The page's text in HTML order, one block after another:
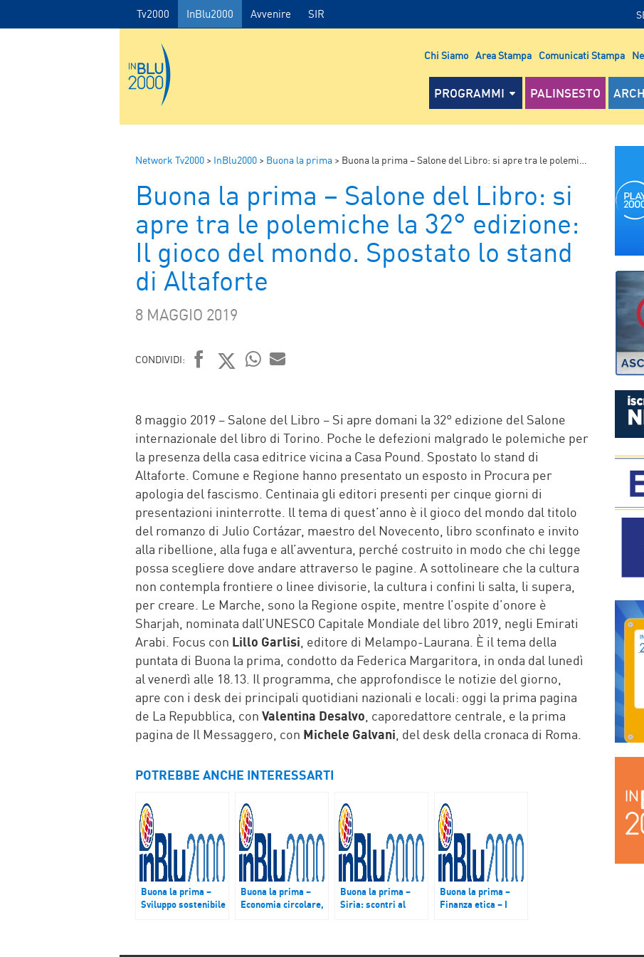
Tv2000 InBlu2000 Avvenire SIR
Chi Siamo Area Stampa Comunicati Stampa
PROGRAMMI PALINSESTO
Network Tv2000 > InBlu2000 > Buona la prima > Buona la prima – Salone del Libro: si apre tra le polemiche la 32° edizione: Il gioco del mondo. Spostato lo stand di Altaforte
Buona la prima – Salone del Libro: si
apre tra le polemiche la 32° edizione:
Il gioco del mondo. Spostato lo stand
di Altaforte
8 MAGGIO 2019
CONDIVIDI:
8 maggio 2019 – Salone del Libro – Si apre domani la 32° edizione del Salone
internazionale del libro di Torino. Poche le defezioni malgrado le polemiche per
la presenza della casa editrice vicina a Casa Pound. Spostato lo stand di
Altaforte. Comune e Regione hanno presentato un esposto in Procura per
apologia del fascismo. Centinaia gli editori presenti per cinque giorni di
presentazioni ininterrotte. ll tema di quest’anno è il gioco del mondo dal titolo
del romanzo di Julio Cortázar, maestro del Novecento, libro sconfinato e invito
alla ribellione, alla fuga e all’avventura, perché costruito in modo che chi legge
possa scegliere dove andare attraverso le pagine. A sottolineare che la cultura
non contempla frontiere o linee divisorie, la cultura i confini li salta, li supera,
per creare. Le Marche, sono la Regione ospite, mentre l’ospite d’onore è
Sharjah, nominata dall’UNESCO Capitale Mondiale del libro 2019, negli Emirati
Arabi. Focus con Lillo Garlisi , editore di Melampo-Laurana. È il tema della
puntata di Buona la prima, condotto da Federica Margaritora, in onda dal lunedì
al venerdì alle 18.13. Il programma, che approfondisce le notizie del giorno,
apre con i desk dei principali quotidiani nazionali e locali: oggi la prima pagina
de La Repubblica, con Valentina Desalvo , caporedattore centrale, e la prima
pagina de Il Messaggero, con Michele Galvani , del desk della cronaca di Roma.
POTREBBE ANCHE INTERESSARTI
Buona la prima –
Sviluppo sostenibile
Buona la prima –
Economia circolare,
Buona la prima –
Siria: scontri al
Buona la prima –
Finanza etica – I